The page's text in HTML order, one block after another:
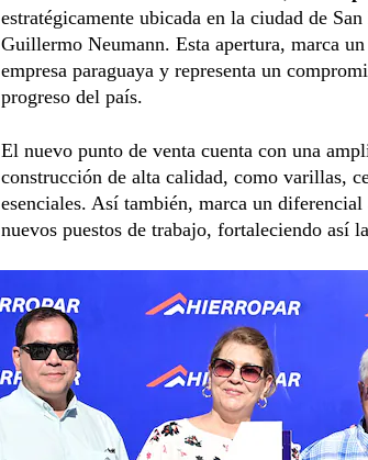
estratégicamente ubicada en la ciudad de
Guillermo Neumann. Esta apertura, marca
empresa paraguaya y representa un
progreso del país.
El nuevo punto de venta cuenta con una
construcción de alta calidad, como varillas,
esenciales. Así también, marca un
nuevos puestos de trabajo, fortaleciendo así